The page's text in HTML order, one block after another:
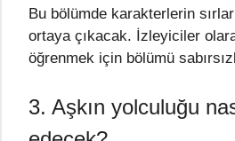
Bu bölümde karakterlerin
ortaya çıkacak. İzleyiciler
öğrenmek için bölümü
3. Aşkın yolculuğu